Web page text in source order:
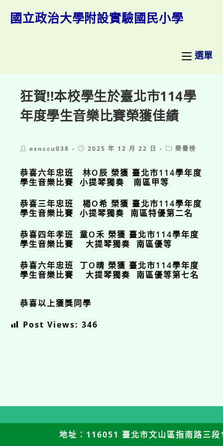
國立政治大學附設實驗國民小學
選單
狂賀!!本校學生於臺北市114學
年度學生音樂比賽榮獲佳績
Postesnccu038
Post2025 年 12 月 22 日
Post榮譽榜
恭喜六年忠班 林O辰 榮獲 臺北市114學年度
學生音樂比賽 小提琴獨奏 南區甲等
恭喜三年忠班 楊O希 榮獲 臺北市114學年度
學生音樂比賽 小提琴獨奏 南區特優第二名
恭喜四年孝班 童O禾 榮獲 臺北市114學年度
學生音樂比賽
大提琴獨奏 南區優等
恭喜六年忠班 丁O晴 榮獲 臺北市114學年度
學生音樂比賽
大提琴獨奏 南區優等第七名
恭喜以上獲獎同學
Post Views: 346
地址：116051 臺北市文山區指南路三